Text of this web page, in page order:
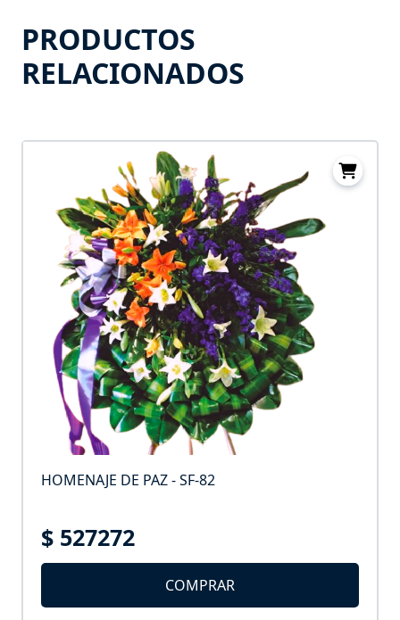
PRODUCTOS
RELACIONADOS
HOMENAJE DE PAZ - SF-82
$ 527272
COMPRAR